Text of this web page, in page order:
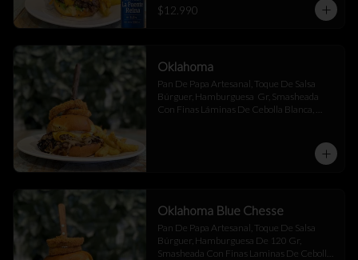
$12.990
Oklahoma
Pan De Papa Artesanal, Toque De Salsa
Búrguer, Hamburguesa  Gr, Smasheada
Con Finas Láminas De Cebolla Blanca,
Oklahoma Blue Chesse
Pan De Papa Artesanal, Toque De Salsa
Búrguer, Hamburguesa De 120 Gr,
Smasheada Con Finas Laminas De Cebolla